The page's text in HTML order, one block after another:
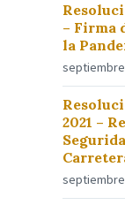
– Firma
la
septiembre
2021 –
septiembre